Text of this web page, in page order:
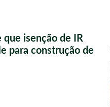
que isenção de IR
para construção de